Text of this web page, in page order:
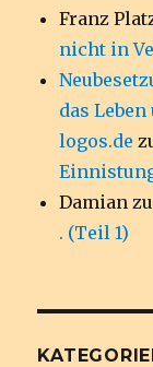
Franz
nicht in
das
logos.de
Damian zu
. (Teil 1)